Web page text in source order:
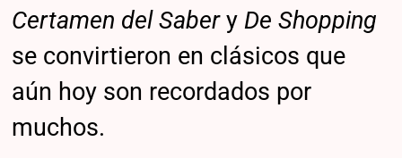
Certamen del Sabery De Shopping
se convirtieron en clásicos que
aún hoy son recordados por
muchos.